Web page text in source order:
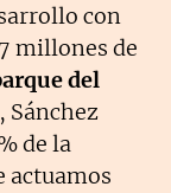
con
millones de
del
Sánchez
de la
actuamos